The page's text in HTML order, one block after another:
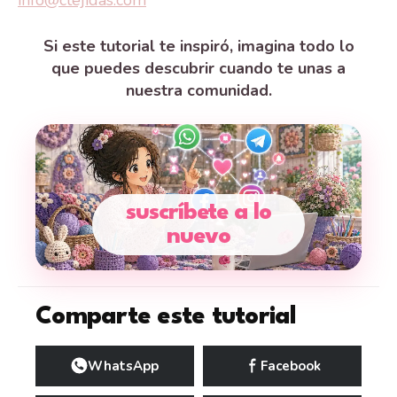
Si este tutorial te inspiró, imagina todo lo
que puedes descubrir cuando te unas a
nuestra comunidad.
suscríbete a lo
nuevo
Comparte este tutorial
WhatsApp Facebook